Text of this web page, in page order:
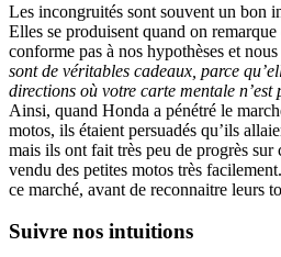
Les incongruités sont souvent un bon
Elles se produisent quand on
conforme pas à nos hypothèses et
sont de véritables cadeaux, parce
directions où votre carte mentale
Ainsi, quand Honda a pénétré le
motos, ils étaient persuadés qu’ils
mais ils ont fait très peu de progrès
vendu des petites motos très
ce marché, avant de reconnaitre leurs
Suivre nos intuitions